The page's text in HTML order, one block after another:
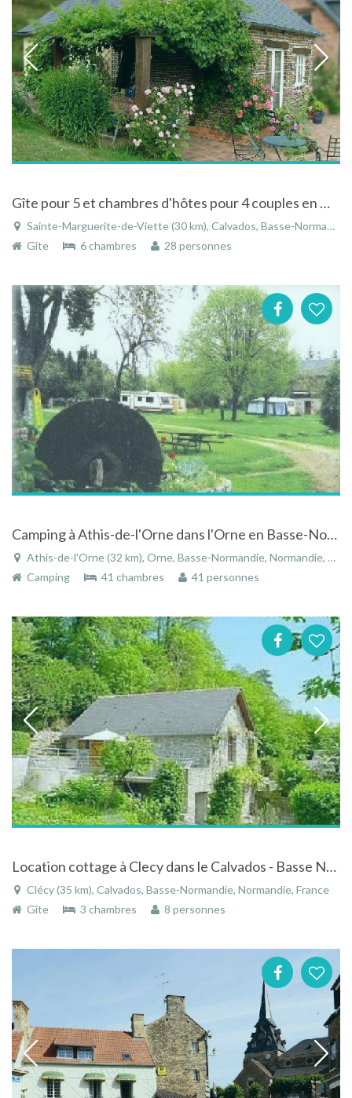
Gîte pour 5 et chambres d'hôtes pour 4 couples en Normandie, à 35 mn de la mer: Cabourg, Deauville
Sainte-Marguerite-de-Viette (30 km), Calvados, Basse-Normandie, Normandie, France
Gîte
6 chambres 28 personnes
Camping à Athis-de-l'Orne dans l'Orne en Basse-Normandie à la Ferme de la Ribardière
Athis-de-l'Orne (32 km), Orne, Basse-Normandie, Normandie, France
Camping
41 chambres 41 personnes
Location cottage à Clecy dans le Calvados - Basse Normandie au pied d'un chemin de randonnée
Clécy (35 km), Calvados, Basse-Normandie, Normandie, France
Gîte
3 chambres 8 personnes